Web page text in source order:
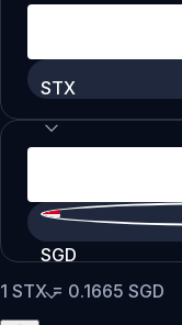
STX
SGD
1 STX= 0.1665 SGD